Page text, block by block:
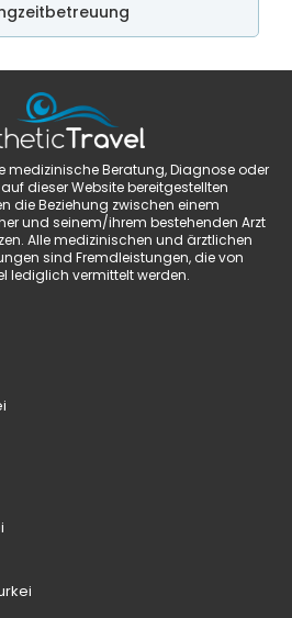
medizinische Beratung, Diagnose oder
dieser Website bereitgestellten
die Beziehung zwischen einem
und seinem/ihrem bestehenden Arzt
Alle medizinischen und ärztlichen
sind Fremdleistungen, die von
lediglich vermittelt werden.